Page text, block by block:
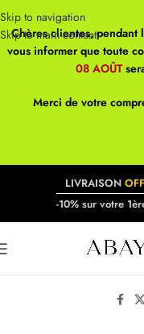
Skip to navigation
Skip to main content
Chères clientes, pendant
vous informer que toute
08 AOÛT
Merci de votre
LIVRAISON
-10% sur votre